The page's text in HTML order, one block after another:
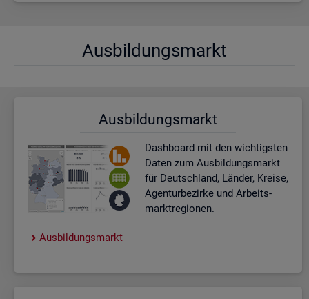
Aus­bil­dungs­markt
Aus­bil­dungs­markt
Dash­board mit den wich­tigs­ten
Daten zum Aus­bil­dungs­markt
für Deutsch­land, Län­der, Krei­se,
Agen­tur­be­zir­ke und Ar­beits­
markt­re­gio­nen.
Aus­bil­dungs­markt